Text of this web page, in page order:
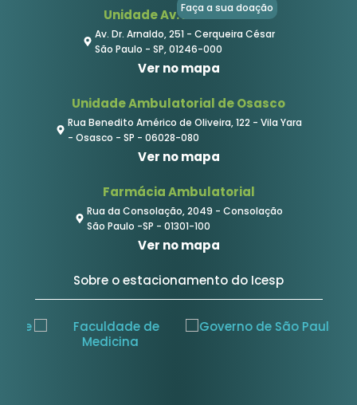
Unidade Av. Dr. Arnaldo
Av. Dr. Arnaldo, 251 - Cerqueira César
São Paulo - SP, 01246-000
Ver no mapa
Unidade Ambulatorial de Osasco
Rua Benedito Américo de Oliveira, 122 - Vila Yara
- Osasco - SP - 06028-080
Ver no mapa
Farmácia Ambulatorial
Rua da Consolação, 2049 - Consolação
São Paulo -SP - 01301-100
Ver no mapa
Sobre o estacionamento do Icesp
Faça a sua doação